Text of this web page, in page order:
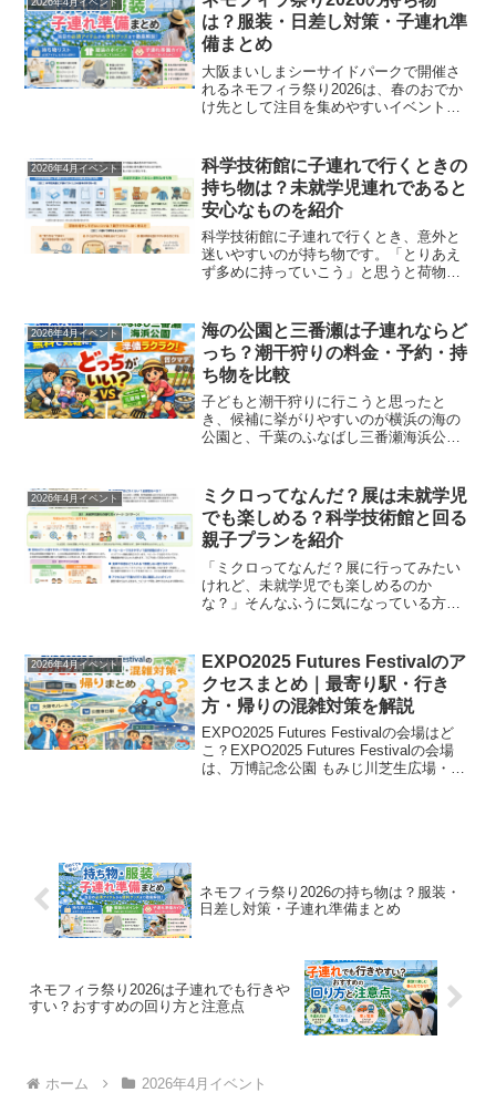
つに分かれてい...
2026年4月イベント
は？服装・日差し対策・子連れ準
備まとめ
大阪まいしまシーサイドパークで開催さ
れるネモフィラ祭り2026は、春のおでか
け先として注目を集めやすいイベントで
土日祝は9:00〜18:30、最終日の...
2026年4月イベント
科学技術館に子連れで行くときの
持ち物は？未就学児連れであると
安心なものを紹介
科学技術館に子連れで行くとき、意外と
迷いやすいのが持ち物です。「とりあえ
ず多めに持っていこう」と思うと荷物が
あります。特に未就学児とのおでかけで
は、展示を見る時間だけで...
2026年4月イベント
海の公園と三番瀬は子連れならど
っち？潮干狩りの料金・予約・持
ち物を比較
子どもと潮干狩りに行こうと思ったと
き、候補に挙がりやすいのが横浜の海の
公園と、千葉のふなばし三番瀬海浜公園
有名かどうかだけでは選びにくいところ
があります。実際に気になる...
2026年4月イベント
ミクロってなんだ？展は未就学児
でも楽しめる？科学技術館と回る
親子プランを紹介
「ミクロってなんだ？展に行ってみたい
けれど、未就学児でも楽しめるのか
な？」そんなふうに気になっている方は
子で行ける屋内スポットを探す人が増え
ます。科学技術館のように、天...
2026年4月イベント
EXPO2025 Futures Festivalのア
クセスまとめ｜最寄り駅・行き
方・帰りの混雑対策を解説
EXPO2025 Futures Festivalの会場はど
こ？EXPO2025 Futures Festivalの会場
は、万博記念公園 もみじ川芝生広場・わ
ネモフィラ祭り2026の持ち物は？服装・
日差し対策・子連れ準備まとめ
ネモフィラ祭り2026は子連れでも行きや
すい？おすすめの回り方と注意点
ホーム 2026年4月イベント